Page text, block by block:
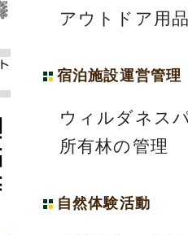
アウトドア用
宿泊施設運営管理
ウィルダネス
所有林の管理
自然体験活動